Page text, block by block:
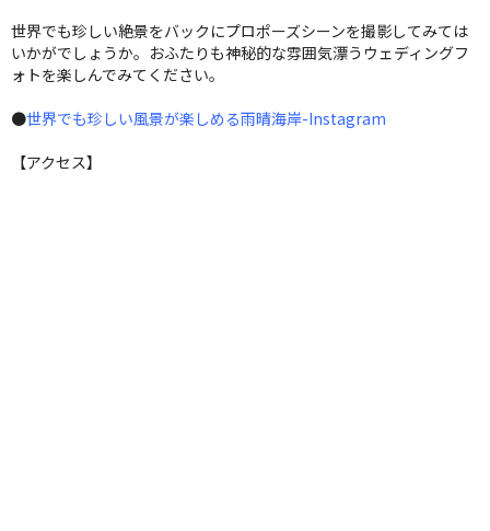
世界でも珍しい絶景をバックにプロポーズシーンを撮影してみては
いかがでしょうか。おふたりも神秘的な雰囲気漂うウェディングフ
ォトを楽しんでみてください。
●世界でも珍しい風景が楽しめる雨晴海岸-Instagram
【アクセス】